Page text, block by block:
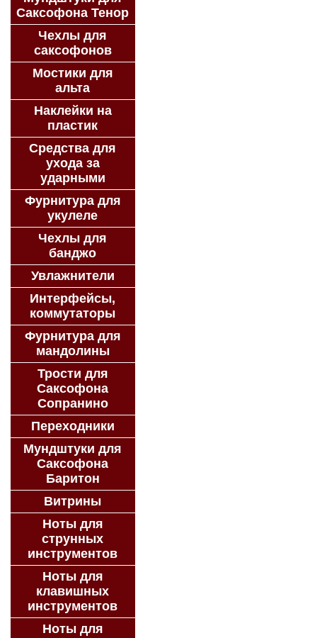
Саксофона Тенор
Чехлы для
саксофонов
Мостики для
альта
Наклейки на
пластик
Средства для
ухода за
ударными
Фурнитура для
укулеле
Чехлы для
банджо
Увлажнители
Интерфейсы,
коммутаторы
Фурнитура для
мандолины
Трости для
Саксофона
Сопранино
Переходники
Мундштуки для
Саксофона
Баритон
Витрины
Ноты для
струнных
инструментов
Ноты для
клавишных
инструментов
Ноты для